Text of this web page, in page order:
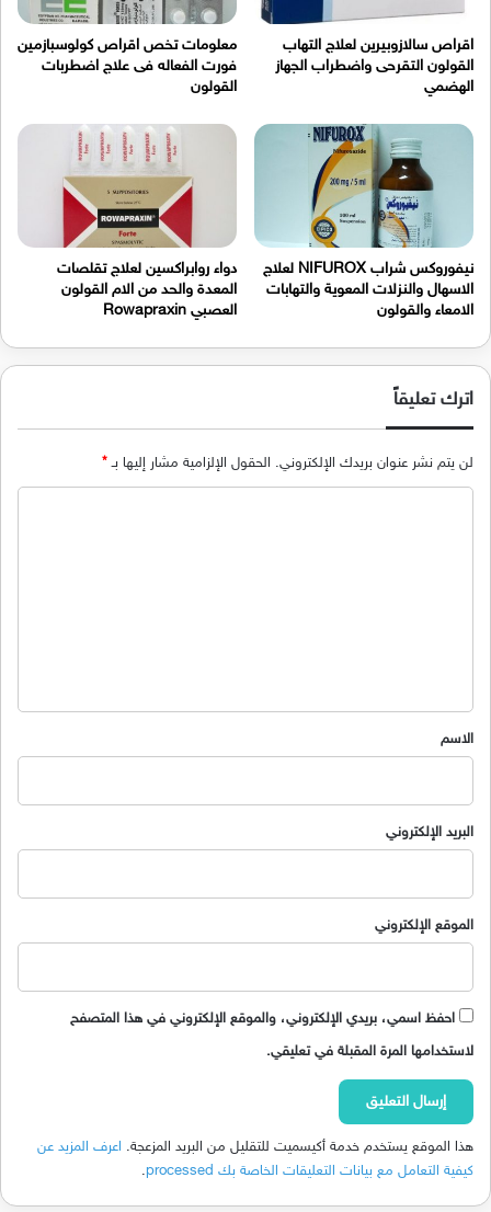
اقراص سالازوبيرين لعلاج التهاب
القولون التقرحى واضطراب الجهاز
الهضمي
معلومات تخص اقراص كولوسبازمين
فورت الفعاله فى علاج اضطربات
القولون
نيفوروكس شراب NIFUROX لعلاج
الاسهال والنزلات المعوية والتهابات
الامعاء والقولون
دواء روابراكسين لعلاج تقلصات
المعدة والحد من الام القولون
العصبي Rowapraxin
اترك تعليقاً
لن يتم نشر عنوان بريدك الإلكتروني. الحقول الإلزامية مشار إليها بـ*
*
الاسم
البريد الإلكتروني
الموقع الإلكتروني
احفظ اسمي، بريدي الإلكتروني، والموقع الإلكتروني في هذا المتصفح
لاستخدامها المرة المقبلة في تعليقي.
هذا الموقع يستخدم خدمة أكيسميت للتقليل من البريد المزعجة. اعرف المزيد عن
كيفية التعامل مع بيانات التعليقات الخاصة بك processed
.